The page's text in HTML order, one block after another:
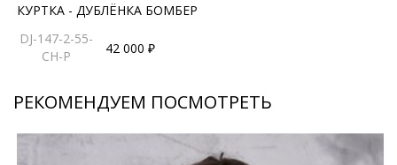
КУРТКА - ДУБЛЁНКА БОМБЕР
DJ-147-2-55-
CH-P
42 000 ₽
РЕКОМЕНДУЕМ ПОСМОТРЕТЬ